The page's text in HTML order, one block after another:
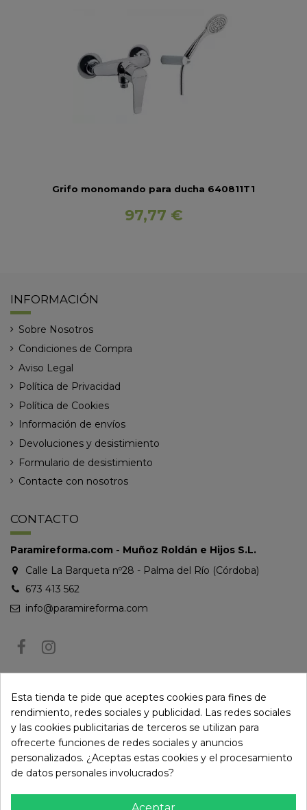
Grifo monomando para ducha 640811T1
97,77 €
INFORMACIÓN
Sobre Nosotros
Condiciones de Compra
Aviso Legal
Política de Privacidad
Política de Cookies
Información de envíos
Devoluciones y desistimiento
Formulario de desistimiento
Contacte con nosotros
CONTACTO
Paramireforma.com - Muñoz Roldán e Hijos S.L.
Calle La Barqueta nº28 - Palma del Río (Córdoba)
673 413 562
info@paramireforma.com
Puede darse de baja en cualquier momento. Para ello, consulte nuestra
información de contacto en el aviso legal.
Esta tienda te pide que aceptes cookies para fines de
rendimiento, redes sociales y publicidad. Las redes sociales
y las cookies publicitarias de terceros se utilizan para
ofrecerte funciones de redes sociales y anuncios
personalizados. ¿Aceptas estas cookies y el procesamiento
de datos personales involucrados?